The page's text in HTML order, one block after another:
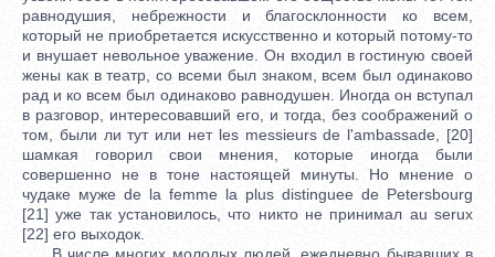
равнодушия, небрежности и благосклонности ко всем,
который не приобретается искусственно и который потому-то
и внушает невольное уважение. Он входил в гостиную своей
жены как в театр, со всеми был знаком, всем был одинаково
рад и ко всем был одинаково равнодушен. Иногда он вступал
в разговор, интересовавший его, и тогда, без соображений о
том, были ли тут или нет les messieurs de l'ambassade, [20]
шамкая говорил свои мнения, которые иногда были
совершенно не в тоне настоящей минуты. Но мнение о
чудаке муже de la femme la plus distinguee de Petersbourg
[21] уже так установилось, что никто не принимал au serux
[22] его выходок.
В числе многих молодых людей, ежедневно бывавших в